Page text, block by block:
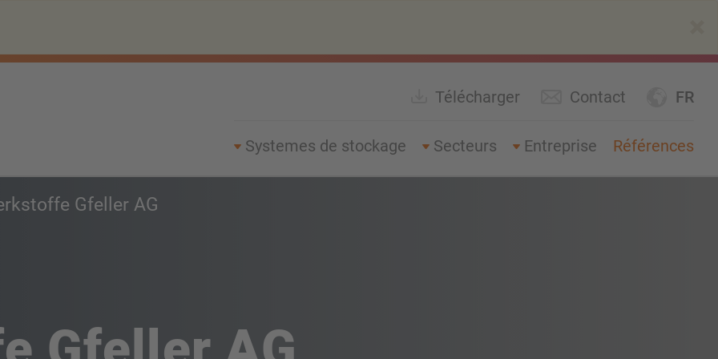
FR
Télécharger Contact
Systemes de stockage Secteurs Entreprise Références
Gfeller AG